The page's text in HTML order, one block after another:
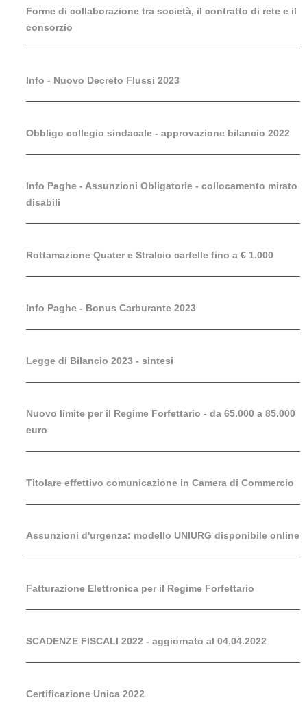
Forme di collaborazione tra società, il contratto di rete e il
consorzio
Info - Nuovo Decreto Flussi 2023
Obbligo collegio sindacale - approvazione bilancio 2022
Info Paghe - Assunzioni Obligatorie - collocamento mirato
disabili
Rottamazione Quater e Stralcio cartelle fino a € 1.000
Info Paghe - Bonus Carburante 2023
Legge di Bilancio 2023 - sintesi
Nuovo limite per il Regime Forfettario - da 65.000 a 85.000
euro
Titolare effettivo comunicazione in Camera di Commercio
Assunzioni d'urgenza: modello UNIURG disponibile online
Fatturazione Elettronica per il Regime Forfettario
SCADENZE FISCALI 2022 - aggiornato al 04.04.2022
Certificazione Unica 2022